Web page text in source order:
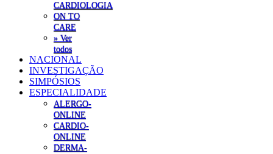
CARDIOLOGIA
ON TO
CARE
» Ver
todos
NACIONAL
INVESTIGAÇÃO
SIMPÓSIOS
ESPECIALIDADE
ALERGO-
ONLINE
CARDIO-
ONLINE
DERMA-